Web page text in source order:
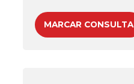
MARCAR CONSULTA